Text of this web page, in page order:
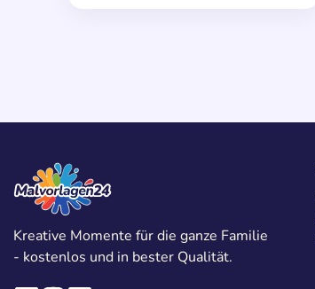
Kreative Momente für die ganze Familie
- kostenlos und in bester Qualität.